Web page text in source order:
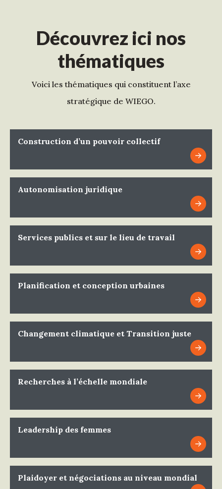
Découvrez ici nos
thématiques
Voici les thématiques qui constituent l’axe
stratégique de WIEGO.
Construction d’un pouvoir collectif
Autonomisation juridique
Services publics et sur le lieu de travail
Planification et conception urbaines
Changement climatique et Transition juste
Recherches à l’échelle mondiale
Leadership des femmes
Plaidoyer et négociations au niveau mondial